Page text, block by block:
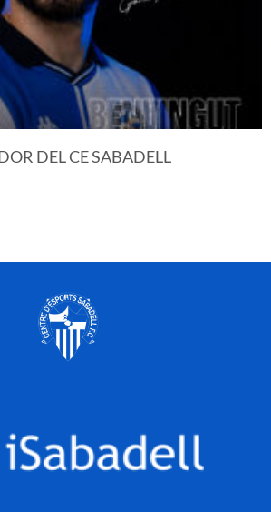
DEL CE SABADELL